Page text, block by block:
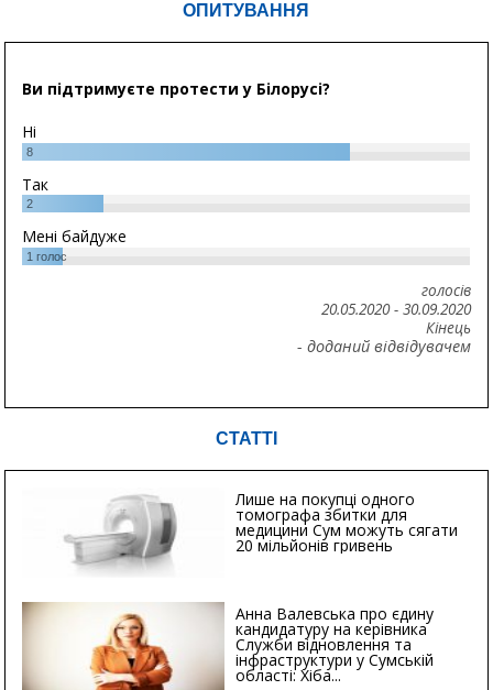
ОПИТУВАННЯ
Ви підтримуєте протести у Білорусі?
Ні
8
Так
2
Мені байдуже
1 голос
голосів
20.05.2020- 30.09.2020
Кінець
- доданий відвідувачем
СТАТТІ
Лише на покупці одного
томографа збитки для
медицини Сум можуть сягати
20 мільйонів гривень
Анна Валевська про єдину
кандидатуру на керівника
Служби відновлення та
інфраструктури у Сумській
області: Хіба...